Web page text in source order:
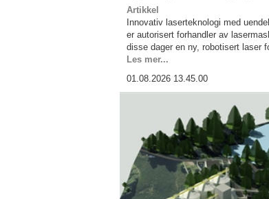
Artikkel
Innovativ laserteknologi med
er autorisert forhandler av
disse dager en ny, robotisert laser
Les mer...
01.08.2026 13.45.00